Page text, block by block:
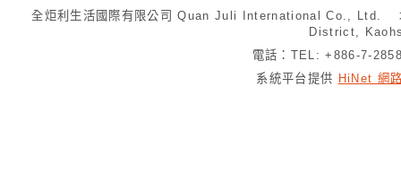
全炬利生活國際有限公司 Quan Juli International Co., Ltd.
District,
電話：TEL: +886-7-
系統平台提供 HiNet 網